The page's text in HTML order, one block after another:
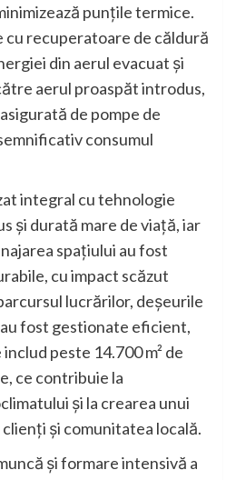
punțile termice.
cu recuperatoare de căldură
din aerul evacuat și
aerul proaspăt introdus,
de pompe de
consumul
integral cu tehnologie
și durată mare de viață, iar
spațiului au fost
cu impact scăzut
lucrărilor, deșeurile
fost gestionate eficient,
peste 14.700 m² de
ce contribuie la
și la crearea unui
și comunitatea locală.
și formare intensivă a